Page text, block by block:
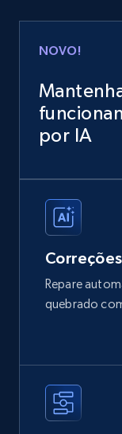
NOVO!
por IA
Repare
quebrado